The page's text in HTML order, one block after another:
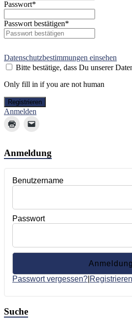
Passwort*
Passwort bestätigen*
Datenschutzbestimmungen einsehen
Bitte bestätige, dass Du unserer
Only fill in if you are not human
Anmelden
Anmeldung
Benutzername
Passwort
Passwort vergessen? Registrieren
Suche